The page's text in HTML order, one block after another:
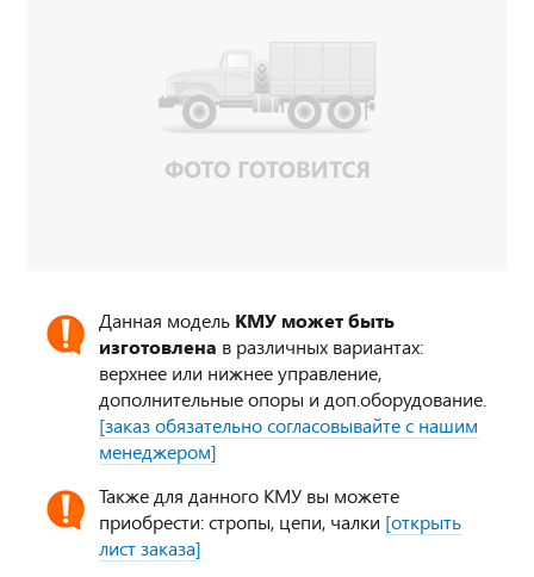
Данная модель КМУ может быть
изготовлена в различных вариантах:
верхнее или нижнее управление,
дополнительные опоры и доп.оборудование.
[заказ обязательно согласовывайте с нашим
менеджером]
Также для данного КМУ вы можете
приобрести: стропы, цепи, чалки [открыть
лист заказа]